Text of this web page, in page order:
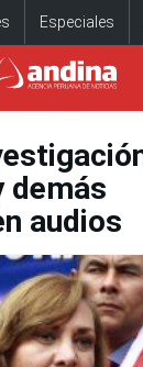
Especiales
demás
audios